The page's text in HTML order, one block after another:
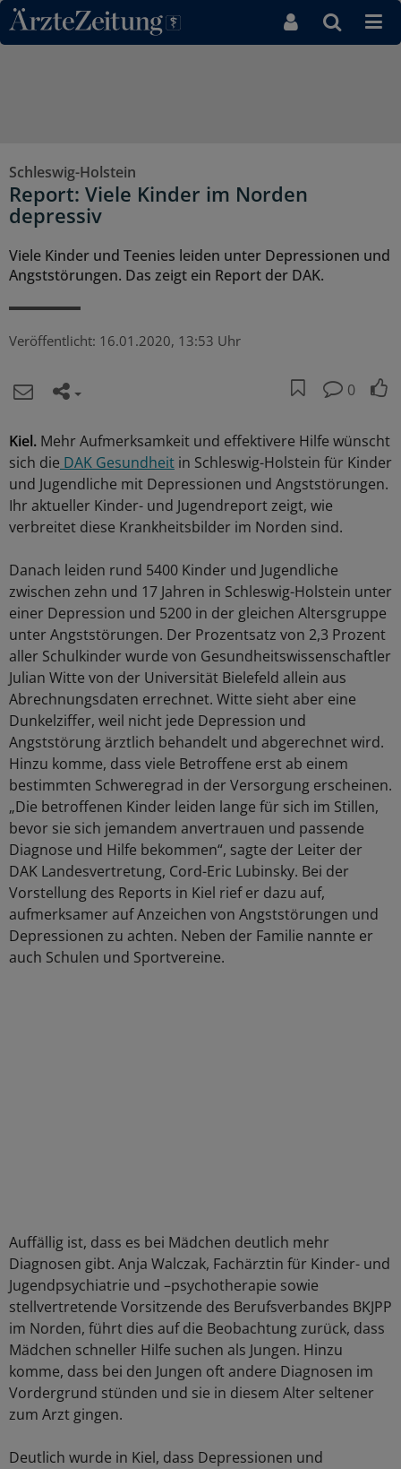
Direkt zum Inhaltsbereich
Schleswig-Holstein
Report: Viele Kinder im Norden
depressiv
Viele Kinder und Teenies leiden unter Depressionen und
Angststörungen. Das zeigt ein Report der DAK.
Veröffentlicht: 16.01.2020, 13:53 Uhr
0
Kiel. Mehr Aufmerksamkeit und effektivere Hilfe wünscht
sich die DAK Gesundheit in Schleswig-Holstein für Kinder
und Jugendliche mit Depressionen und Angststörungen.
Ihr aktueller Kinder- und Jugendreport zeigt, wie
verbreitet diese Krankheitsbilder im Norden sind.
Danach leiden rund 5400 Kinder und Jugendliche
zwischen zehn und 17 Jahren in Schleswig-Holstein unter
einer Depression und 5200 in der gleichen Altersgruppe
unter Angststörungen. Der Prozentsatz von 2,3 Prozent
aller Schulkinder wurde von Gesundheitswissenschaftler
Julian Witte von der Universität Bielefeld allein aus
Abrechnungsdaten errechnet. Witte sieht aber eine
Dunkelziffer, weil nicht jede Depression und
Angststörung ärztlich behandelt und abgerechnet wird.
Hinzu komme, dass viele Betroffene erst ab einem
bestimmten Schweregrad in der Versorgung erscheinen.
„Die betroffenen Kinder leiden lange für sich im Stillen,
bevor sie sich jemandem anvertrauen und passende
Diagnose und Hilfe bekommen“, sagte der Leiter der
DAK Landesvertretung, Cord-Eric Lubinsky. Bei der
Vorstellung des Reports in Kiel rief er dazu auf,
aufmerksamer auf Anzeichen von Angststörungen und
Depressionen zu achten. Neben der Familie nannte er
auch Schulen und Sportvereine.
Auffällig ist, dass es bei Mädchen deutlich mehr
Diagnosen gibt. Anja Walczak, Fachärztin für Kinder- und
Jugendpsychiatrie und –psychotherapie sowie
stellvertretende Vorsitzende des Berufsverbandes BKJPP
im Norden, führt dies auf die Beobachtung zurück, dass
Mädchen schneller Hilfe suchen als Jungen. Hinzu
komme, dass bei den Jungen oft andere Diagnosen im
Vordergrund stünden und sie in diesem Alter seltener
zum Arzt gingen.
Deutlich wurde in Kiel, dass Depressionen und